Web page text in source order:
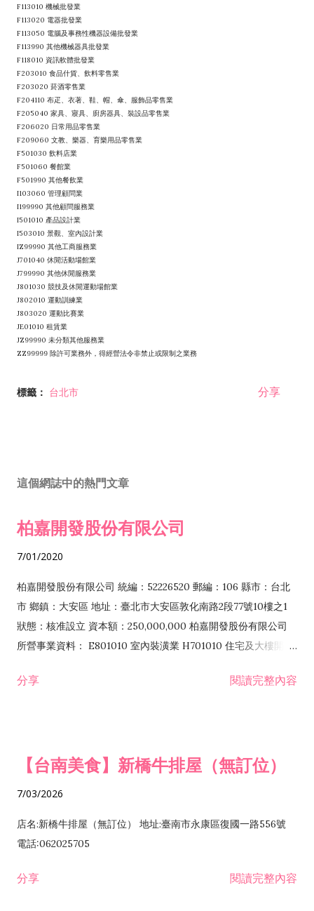
F113010 機械批發業
F113020 電器批發業
F113050 電腦及事務性機器設備批發業
F113990 其他機械器具批發業
F118010 資訊軟體批發業
F203010 食品什貨、飲料零售業
F203020 菸酒零售業
F204110 布疋、衣著、鞋、帽、傘、服飾品零售業
F205040 家具、寢具、廚房器具、裝設品零售業
F206020 日常用品零售業
F209060 文教、樂器、育樂用品零售業
F501030 飲料店業
F501060 餐館業
F501990 其他餐飲業
I103060 管理顧問業
I199990 其他顧問服務業
I501010 產品設計業
I503010 景觀、室內設計業
IZ99990 其他工商服務業
J701040 休閒活動場館業
J799990 其他休閒服務業
J801030 競技及休閒運動場館業
J802010 運動訓練業
J803020 運動比賽業
JE01010 租賃業
JZ99990 未分類其他服務業
ZZ99999 除許可業務外，得經營法令非禁止或限制之業務
標籤： 台北市 分享
這個網誌中的熱門文章
柏嘉開發股份有限公司
7/01/2020
柏嘉開發股份有限公司 統編：52226520 郵編：106 縣市：台北
市 鄉鎮：大安區 地址：臺北市大安區敦化南路2段77號10樓之1
狀態：核准設立 資本額：250,000,000 柏嘉開發股份有限公司
所營事業資料： E801010 室內裝潢業 H701010 住宅及大樓開發
發業 H703090 不動產買賣業 H703100 不動產租賃業 I503010
分享 閱讀完整內容
【台南美食】新橋牛排屋（無訂位）
7/03/2026
店名:新橋牛排屋（無訂位） 地址:臺南市永康區復國一路556號
電話:062025705
分享 閱讀完整內容